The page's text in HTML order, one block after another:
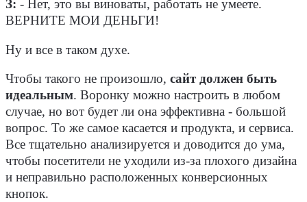
З: - Нет, это вы виноваты, работать не умеете.
ВЕРНИТЕ МОИ ДЕНЬГИ!
Ну и все в таком духе.
Чтобы такого не произошло, сайт должен быть
идеальным. Воронку можно настроить в любом
случае, но вот будет ли она эффективна - большой
вопрос. То же самое касается и продукта, и сервиса.
Все тщательно анализируется и доводится до ума,
чтобы посетители не уходили из-за плохого дизайна
и неправильно расположенных конверсионных
кнопок.